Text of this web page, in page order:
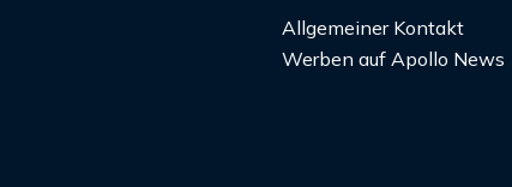
Allgemeiner Kontakt
Werben auf Apollo News